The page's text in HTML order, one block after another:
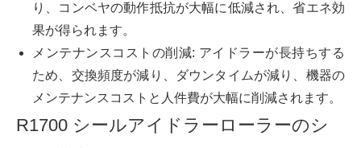
り、コンベヤの動作抵抗が大幅に低減され、省エネ効
果が得られます。
メンテナンスコストの削減: アイドラーが長持ちする
ため、交換頻度が減り、ダウンタイムが減り、機器の
メンテナンスコストと人件費が大幅に削減されます。
R1700 シールアイドラーローラーのシ